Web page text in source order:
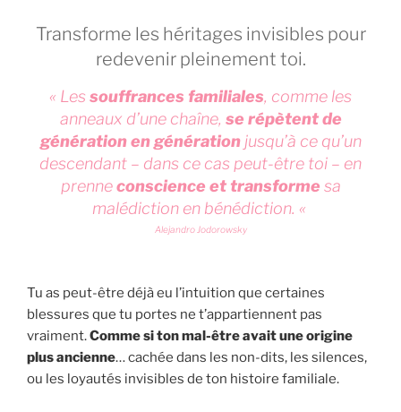
Transforme les héritages invisibles pour
redevenir pleinement toi.
« Les souffrances familiales, comme les
anneaux d’une chaîne, se répètent de
génération en générationjusqu’à ce qu’un
descendant – dans ce cas peut-être toi – en
prenneconscience et transforme sa
malédiction en bénédiction. «
Alejandro Jodorowsky
Tu as peut-être déjà eu l’intuition que certaines
blessures que tu portes ne t’appartiennent pas
vraiment.Comme si ton mal-être avait une origine
plus ancienne… cachée dans les non-dits, les silences,
ou les loyautés invisibles de ton histoire familiale.